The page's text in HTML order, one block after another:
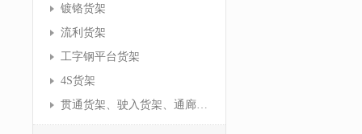
镀铬货架
流利货架
工字钢平台货架
4S货架
贯通货架、驶入货架、通廊货架